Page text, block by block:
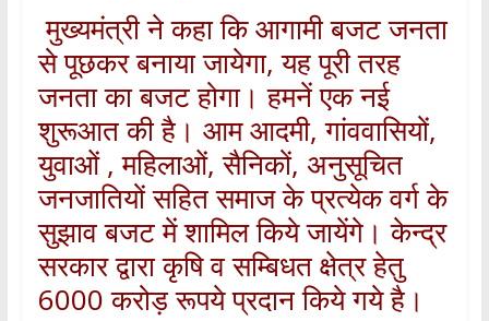
मुख्यमंत्री ने कहा कि आगामी बजट जनता
से पूछकर बनाया जायेगा, यह पूरी तरह
जनता का बजट होगा। हमनें एक नई
शुरूआत की है। आम आदमी, गांववासियों,
युवाओं , महिलाओं, सैनिकों, अनुसूचित
जनजातियों सहित समाज के प्रत्येक वर्ग के
सुझाव बजट में शामिल किये जायेंगे। केन्द्र
सरकार द्वारा कृषि व सम्बिधत क्षेत्र हेतु
6000 करोड़ रूपये प्रदान किये गये है।